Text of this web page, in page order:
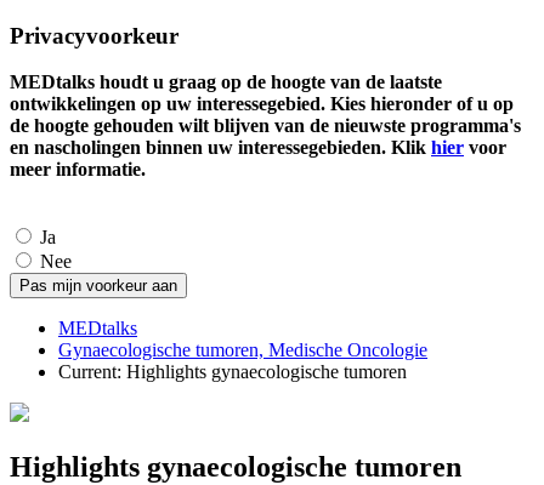
Privacyvoorkeur
MEDtalks houdt u graag op de hoogte van de laatste
ontwikkelingen op uw interessegebied. Kies hieronder of u op
de hoogte gehouden wilt blijven van de nieuwste programma's
en nascholingen binnen uw interessegebieden. Klik hier voor
meer informatie.
Ja
Nee
MEDtalks
Gynaecologische tumoren, Medische Oncologie
Current: Highlights gynaecologische tumoren
Highlights gynaecologische tumoren